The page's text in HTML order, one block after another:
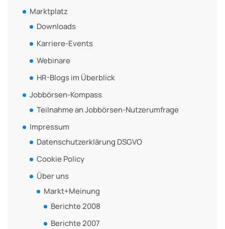
Marktplatz
Downloads
Karriere-Events
Webinare
HR-Blogs im Überblick
Jobbörsen-Kompass
Teilnahme an Jobbörsen-Nutzerumfrage
Impressum
Datenschutzerklärung DSGVO
Cookie Policy
Über uns
Markt+Meinung
Berichte 2008
Berichte 2007